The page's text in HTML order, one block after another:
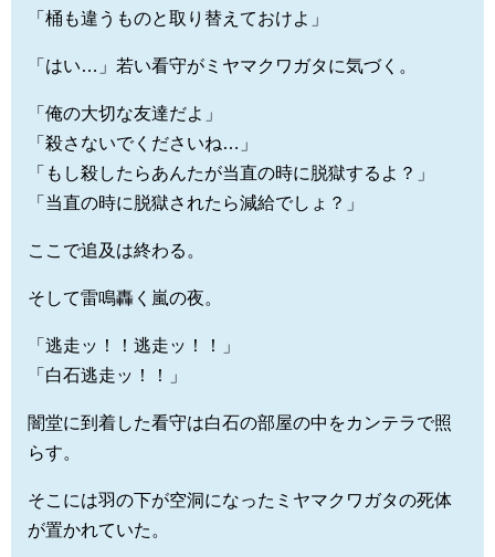
「桶も違うものと取り替えておけよ」
「はい…」若い看守がミヤマクワガタに気づく。
「俺の大切な友達だよ」
「殺さないでくださいね…」
「もし殺したらあんたが当直の時に脱獄するよ？」
「当直の時に脱獄されたら減給でしょ？」
ここで追及は終わる。
そして雷鳴轟く嵐の夜。
「逃走ッ！！逃走ッ！！」
「白石逃走ッ！！」
闇堂に到着した看守は白石の部屋の中をカンテラで照
らす。
そこには羽の下が空洞になったミヤマクワガタの死体
が置かれていた。